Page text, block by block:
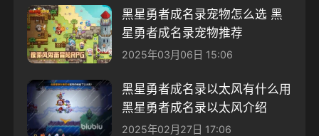
黑星勇者成名录宠物怎么选 黑
星勇者成名录宠物推荐
2025年03月06日 15:06
黑星勇者成名录以太风有什么用
黑星勇者成名录以太风介绍
2025年02月27日 17:06